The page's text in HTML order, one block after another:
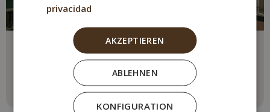
Doppelzimmer
Max. 2 personen
1 Doppelbett
Mehr sehen
Einzelzimmer
Max. 1 person
1 Einzelbett
Mehr sehen
privacidad
AKZEPTIEREN
ABLEHNEN
KONFIGURATION